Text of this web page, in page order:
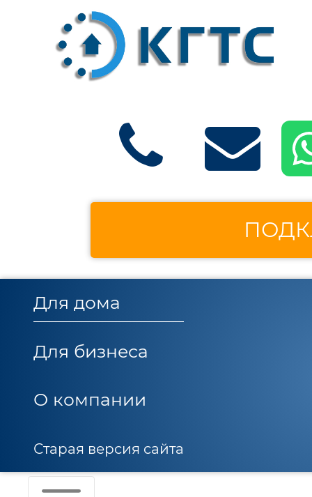
Для дома
Для бизнеса
О компании
Старая версия сайта